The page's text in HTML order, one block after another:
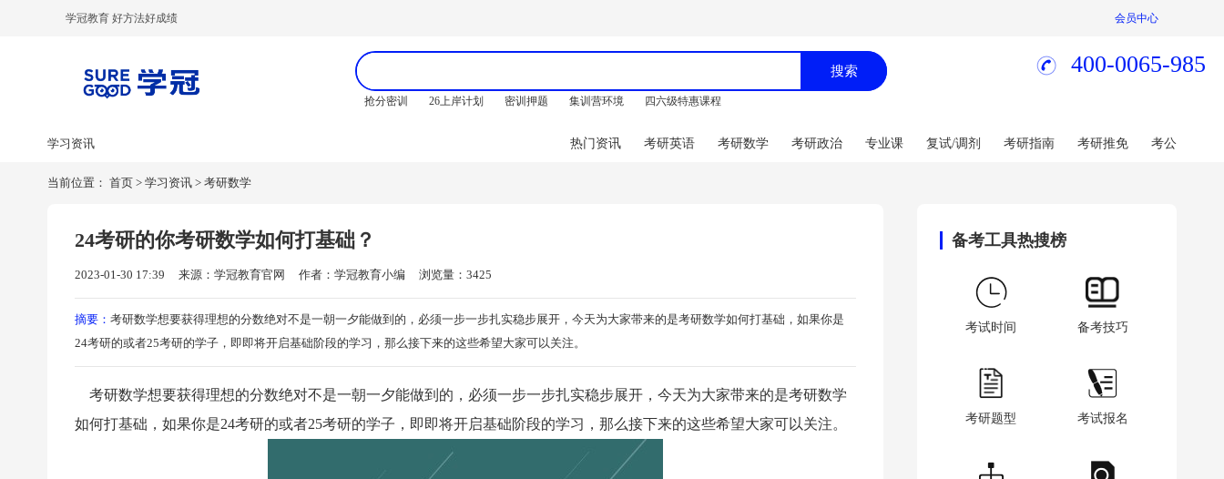
学冠教育 好方法好成绩 会员中心
搜索
抢分密训 26上岸计划 密训押题 集训营环境 四六级特惠课程
400-0065-985
学习资讯 热门资讯 考研英语 考研数学 考研政治 专业课 复试/调剂 考研指南 考研推免 考公
当前位置： 首页 > 学习资讯 > 考研数学
24考研的你考研数学如何打基础？
2023-01-30 17:39 来源：学冠教育官网 作者：学冠教育小编 浏览量：3425
摘要： 考研数学想要获得理想的分数绝对不是一朝一夕能做到的，必须一步一步扎实稳步展开，今天为大家带来的是考研数学如何打基础，如果你是
24考研的或者25考研的学子，即即将开启基础阶段的学习，那么接下来的这些希望大家可以关注。
考研数学想要获得理想的分数绝对不是一朝一夕能做到的，必须一步一步扎实稳步展开，今天为大家带来的是考研数学
如何打基础，如果你是24考研的或者25考研的学子，即即将开启基础阶段的学习，那么接下来的这些希望大家可以关注。
备考工具热搜榜
考试时间 备考技巧
考研题型 考试报名